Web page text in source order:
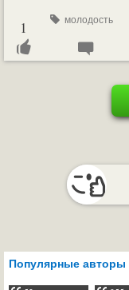
молодость
1
Популярные авторы